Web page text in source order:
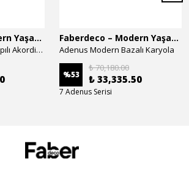
Faberdeco – Modern Yaşam Alanları İçin Özel Tasarım Mobilyalar
Adenus Modern 4 Kapılı Akordion Dolap
Faberdeco – Modern Yaşam Alanları İçin Özel Tasarım Mobilyalar
Adenus Modern Bazalı Karyola
%53
₺ 70,180.00
₺ 33,335.50
7 Adenus Serisi